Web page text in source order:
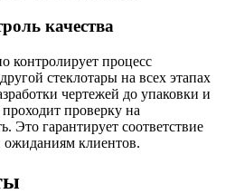
качества
контролирует процесс
стеклотары на всех этапах
чертежей до упаковки и
проверку на
Это гарантирует соответствие
ожиданиям клиентов.